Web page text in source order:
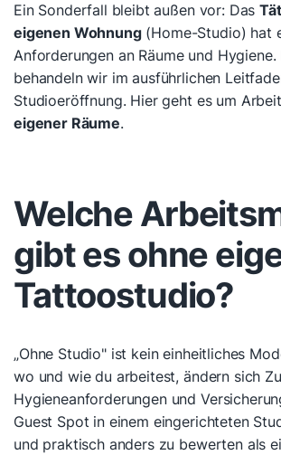
Ein Sonderfall bleibt außen vor: Das
eigenen Wohnung(Home-Studio) hat
Anforderungen an Räume und Hygiene.
behandeln wir im ausführlichen
Studioeröffnung. Hier geht es um Arbeit
eigener Räume.
Welche
gibt es ohne
Tattoostudio?
„Ohne Studio" ist kein einheitliches
wo und wie du arbeitest, ändern sich
Hygieneanforderungen und
Guest Spot in einem eingerichteten
und praktisch anders zu bewerten als